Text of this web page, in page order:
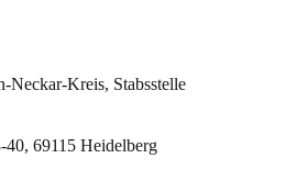
Neckar-Kreis, Stabsstelle
69115 Heidelberg